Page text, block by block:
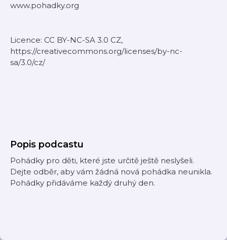
www.pohadky.org
Licence: CC BY-NC-SA 3.0 CZ,
https://creativecommons.org/licenses/by-nc-
sa/3.0/cz/
Popis podcastu
Pohádky pro děti, které jste určitě ještě neslyšeli.
Dejte odběr, aby vám žádná nová pohádka neunikla.
Pohádky přidáváme každý druhý den.